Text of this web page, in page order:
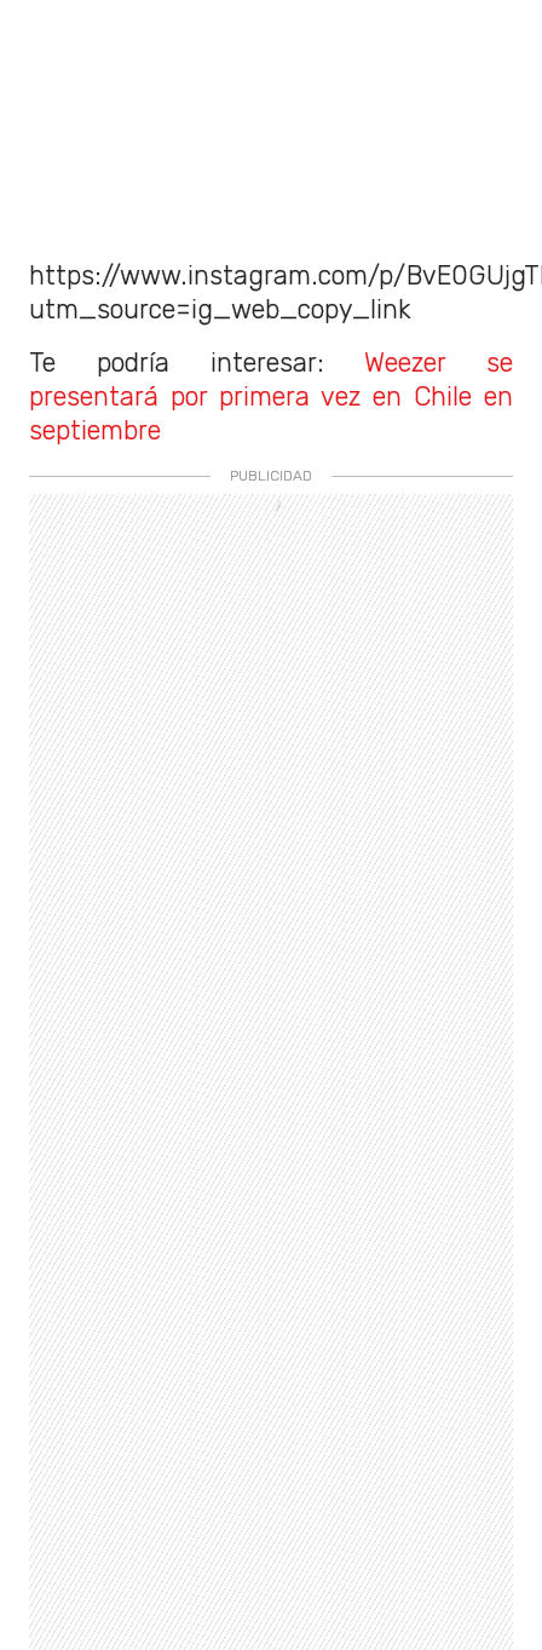
https://www.instagram.com/p/
utm_source=ig_web_copy_link
Te podría interesar: Weezer se
presentará por primera vez en Chile en
septiembre